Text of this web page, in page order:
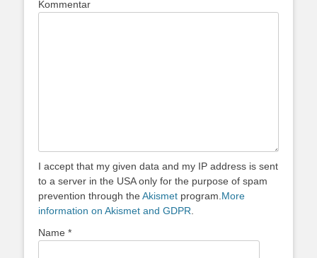
Kommentar
I accept that my given data and my IP address is sent
to a server in the USA only for the purpose of spam
prevention through the Akismet program. More
information on Akismet and GDPR
Name *